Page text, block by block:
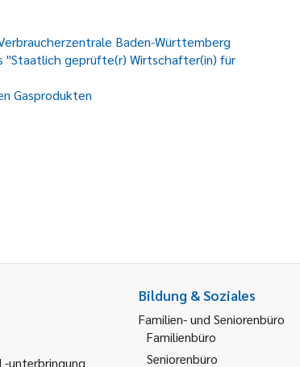
Baden-Württemberg
"Staatlich geprüfte(r) Wirtschafter(in) für
Gasprodukten
unterbringung
Bildung & Soziales
Familien- und Seniorenbüro
Familienbüro
Seniorenbüro